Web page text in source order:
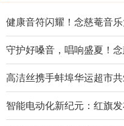
健康音符闪耀！念慈菴音
守护好嗓音，唱响盛夏！
高洁丝携手蚌埠华运超市
智能电动化新纪元：红旗